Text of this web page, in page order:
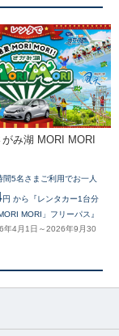
み湖 MORI MORI
5名さまご利用でお一人
円 から『レンタカー1台分
MORI」フリーパス』
年4月1日～2026年9月30